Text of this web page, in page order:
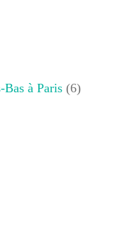
Bas à Paris (6)